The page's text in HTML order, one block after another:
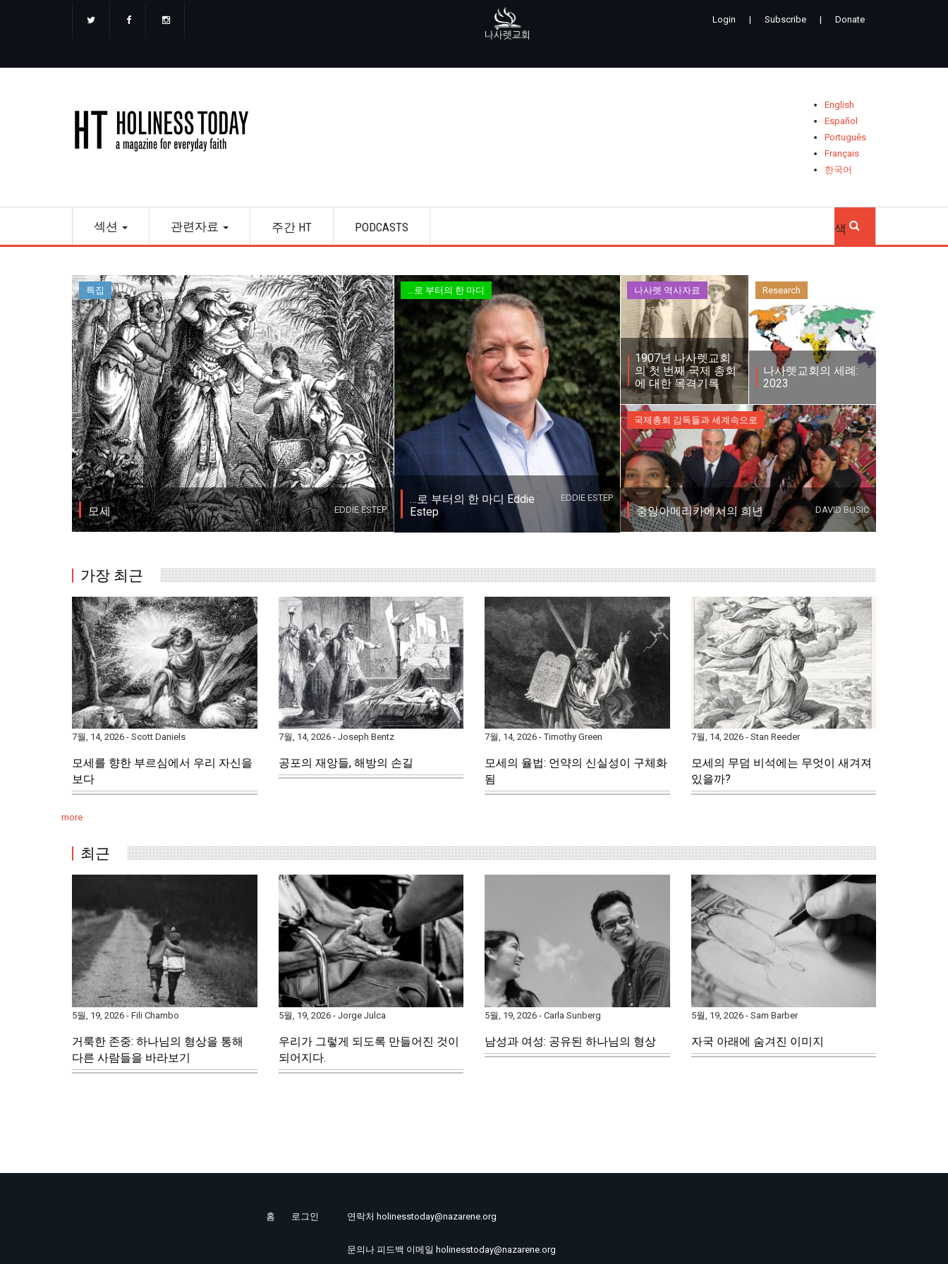
Login | Subscribe | Donate
English
Español
Português
Français
한국어
navigation
섹션 관련자료 주간 HT PODCASTS
색
특집
EDDIE ESTEP
모세
…로 부터의 한 마디
EDDIE ESTEP
…로 부터의 한 마디 Eddie
Estep
1907년 나사렛교회
의 첫 번째 국제 총회
에 대한 목격기록
나사렛 역사자료
나사렛교회의 세례:
2023
Research
국제총회 감독들과 세계속으로
DAVID BUSIC
중앙아메리카에서의 희년
가장 최근
7월, 14, 2026 - Scott Daniels
모세를 향한 부르심에서 우리 자신을
보다
7월, 14, 2026 - Joseph Bentz
공포의 재앙들, 해방의 손길
7월, 14, 2026 - Timothy Green
모세의 율법: 언약의 신실성이 구체화
됨
7월, 14, 2026 - Stan Reeder
모세의 무덤 비석에는 무엇이 새겨져
있을까?
more
최근
5월, 19, 2026 - Fili Chambo
거룩한 존중: 하나님의 형상을 통해
다른 사람들을 바라보기
5월, 19, 2026 - Jorge Julca
우리가 그렇게 되도록 만들어진 것이
되어지다.
5월, 19, 2026 - Carla Sunberg
남성과 여성: 공유된 하나님의 형상
5월, 19, 2026 - Sam Barber
자국 아래에 숨겨진 이미지
홈 로그인 연락처 holinesstoday@nazarene.org
문의나 피드백 이메일 holinesstoday@nazarene.org